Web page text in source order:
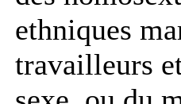
ethniques
travailleurs